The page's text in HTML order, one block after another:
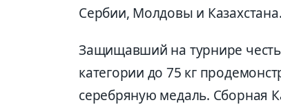
Сербии, Молдовы и Казахстана.
Защищавший на турнире честь
категории до 75 кг
серебряную медаль. Сборная